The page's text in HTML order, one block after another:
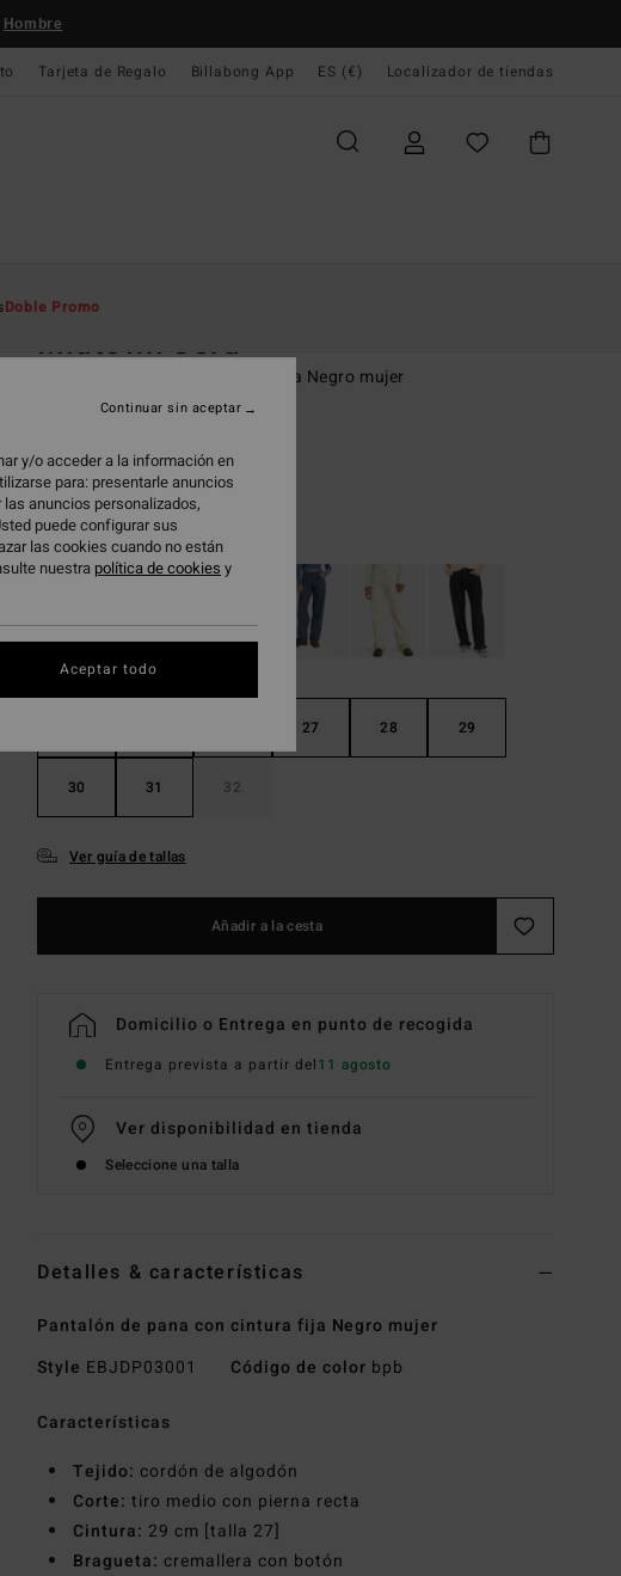
Hombre
Tarjeta de Regalo Billabong App ES (€) Localizador de tiendas
Doble Promo
Midtown Cord
Pantalón de pana con cintura fija Negro mujer
(9 Reseñas)
89,95 €
ColorBlack Pebble
27 28 29
30 31 32
Ver guía de tallas
Añadir a la cesta
Domicilio o Entrega en punto de recogida
Entrega prevista a partir del11 agosto
Ver disponibilidad en tienda
Seleccione una talla
Detalles & características
Pantalón de pana con cintura fija Negro mujer
Style EBJDP03001 Código de color bpb
Características
Tejido: cordón de algodón
Corte: tiro medio con pierna recta
Cintura: 29 cm [talla 27]
Bragueta: cremallera con botón
y/o acceder a la información en
para: presentarle anuncios
anuncios personalizados,
puede configurar sus
las cookies cuando no están
nuestra política de cookies y
Continuar sin aceptar
Aceptar todo